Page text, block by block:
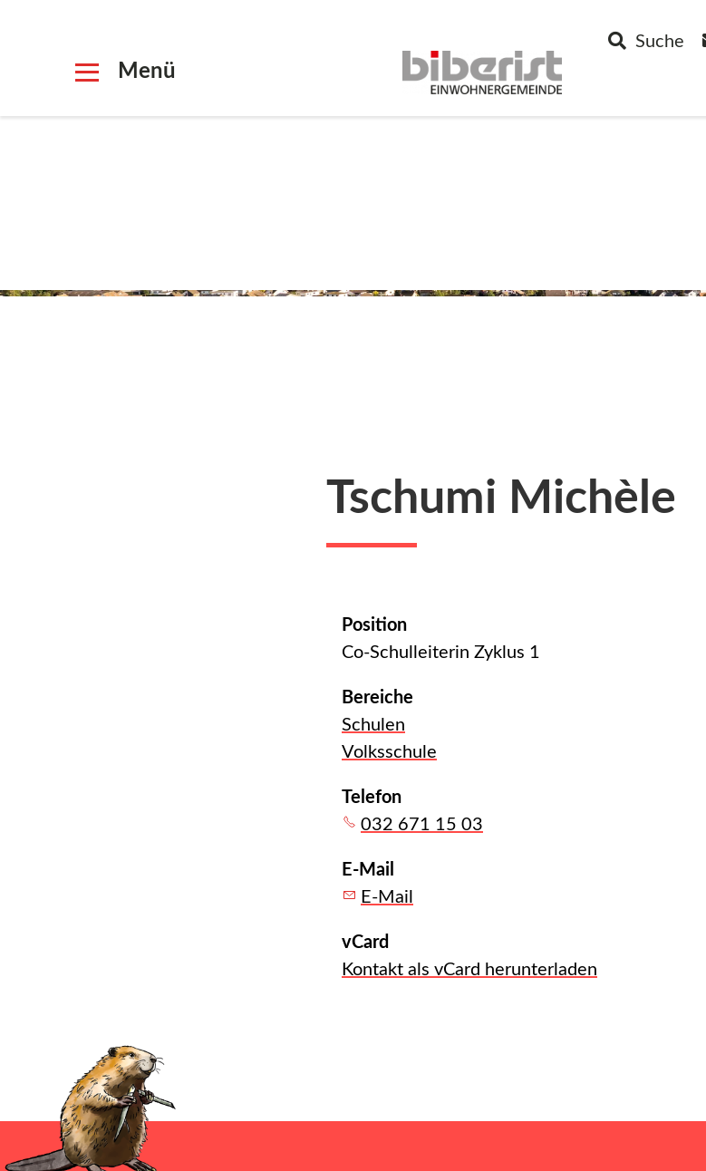
Suche
Tschumi Michèle
Position
Co-Schulleiterin Zyklus 1
Bereiche
Schulen
Volksschule
Telefon
032 671 15 03
E-Mail
E-Mail
vCard
Kontakt als vCard herunterladen